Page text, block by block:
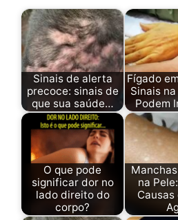
Sinais de alerta
precoce: sinais de
que sua saúde…
Fígado
Sinais
Podem
O que pode
significar dor no
lado direito do
corpo?
na
Causas